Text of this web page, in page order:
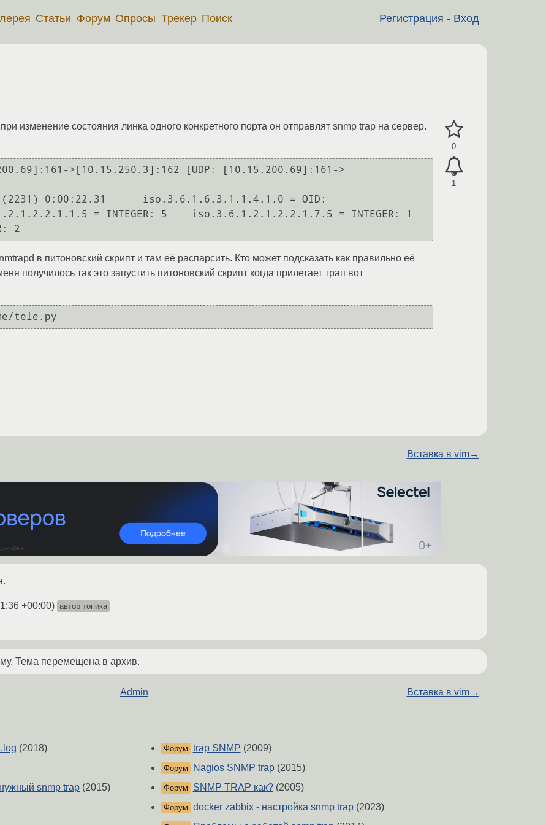
Регистрация - Вход
Статьи Форум Опросы Трекер Поиск
0
1
изменение состояния линка одного конкретного порта он отправлят snmp trap на сервер.
>[10.15.250.3]:162 [UDP: [10.15.200.69]:161->
= OID:
в питоновский скрипт и там её распарсить. Кто может подсказать как правильно её
получилось так это запустить питоновский скрипт когда прилетает трап вот
Вставка в vim→
+00:00) автор топика
Тема перемещена в архив.
Admin Вставка в vim→
(2018)
snmp trap (2015)
Форум trap SNMP (2009)
Форум Nagios SNMP trap(2015)
Форум SNMP TRAP как?(2005)
Форум docker zabbix - настройка snmp trap(2023)